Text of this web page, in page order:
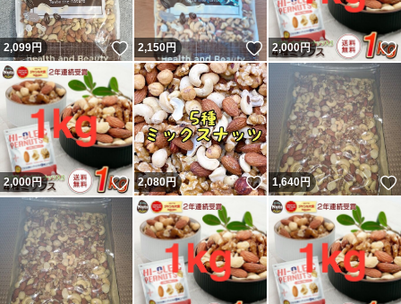
2,099円 いいね！
2,150円 いいね！
2,000円
2,000円 いいね！
2,080円 いいね！
1,640円